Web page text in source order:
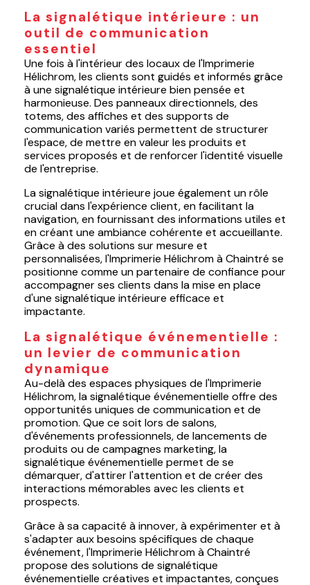
La signalétique intérieure : un
outil de communication
essentiel
Une fois à l'intérieur des locaux de l'Imprimerie
Hélichrom, les clients sont guidés et informés grâce
à une signalétique intérieure bien pensée et
harmonieuse. Des panneaux directionnels, des
totems, des affiches et des supports de
communication variés permettent de structurer
l'espace, de mettre en valeur les produits et
services proposés et de renforcer l'identité visuelle
de l'entreprise.
La signalétique intérieure joue également un rôle
crucial dans l'expérience client, en facilitant la
navigation, en fournissant des informations utiles et
en créant une ambiance cohérente et accueillante.
Grâce à des solutions sur mesure et
personnalisées, l'Imprimerie Hélichrom à Chaintré se
positionne comme un partenaire de confiance pour
accompagner ses clients dans la mise en place
d'une signalétique intérieure efficace et
impactante.
La signalétique événementielle :
un levier de communication
dynamique
Au-delà des espaces physiques de l'Imprimerie
Hélichrom, la signalétique événementielle offre des
opportunités uniques de communication et de
promotion. Que ce soit lors de salons,
d'événements professionnels, de lancements de
produits ou de campagnes marketing, la
signalétique événementielle permet de se
démarquer, d'attirer l'attention et de créer des
interactions mémorables avec les clients et
prospects.
Grâce à sa capacité à innover, à expérimenter et à
s'adapter aux besoins spécifiques de chaque
événement, l'Imprimerie Hélichrom à Chaintré
propose des solutions de signalétique
événementielle créatives et impactantes, conçues